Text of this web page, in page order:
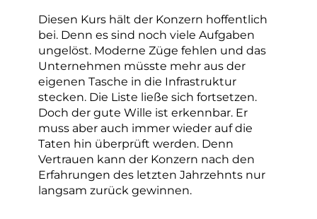
Diesen Kurs hält der Konzern hoffentlich
bei. Denn es sind noch viele Aufgaben
ungelöst. Moderne Züge fehlen und das
Unternehmen müsste mehr aus der
eigenen Tasche in die Infrastruktur
stecken. Die Liste ließe sich fortsetzen.
Doch der gute Wille ist erkennbar. Er
muss aber auch immer wieder auf die
Taten hin überprüft werden. Denn
Vertrauen kann der Konzern nach den
Erfahrungen des letzten Jahrzehnts nur
langsam zurück gewinnen.